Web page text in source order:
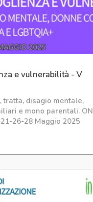
e vulnerabilità - V
tratta, disagio mentale,
e mono parentali. ON
26-28 Maggio 2025